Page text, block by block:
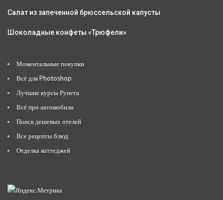
Салат из запеченной брюссельской капусты
Шоколадные конфеты «Трюфели»
Моментальные покупки
Всё для Photoshop
Лучшие курсы Рунета
Всё про автомобили
Поиск дешевых отелей
Все рецепты блюд
Отделка коттеджей